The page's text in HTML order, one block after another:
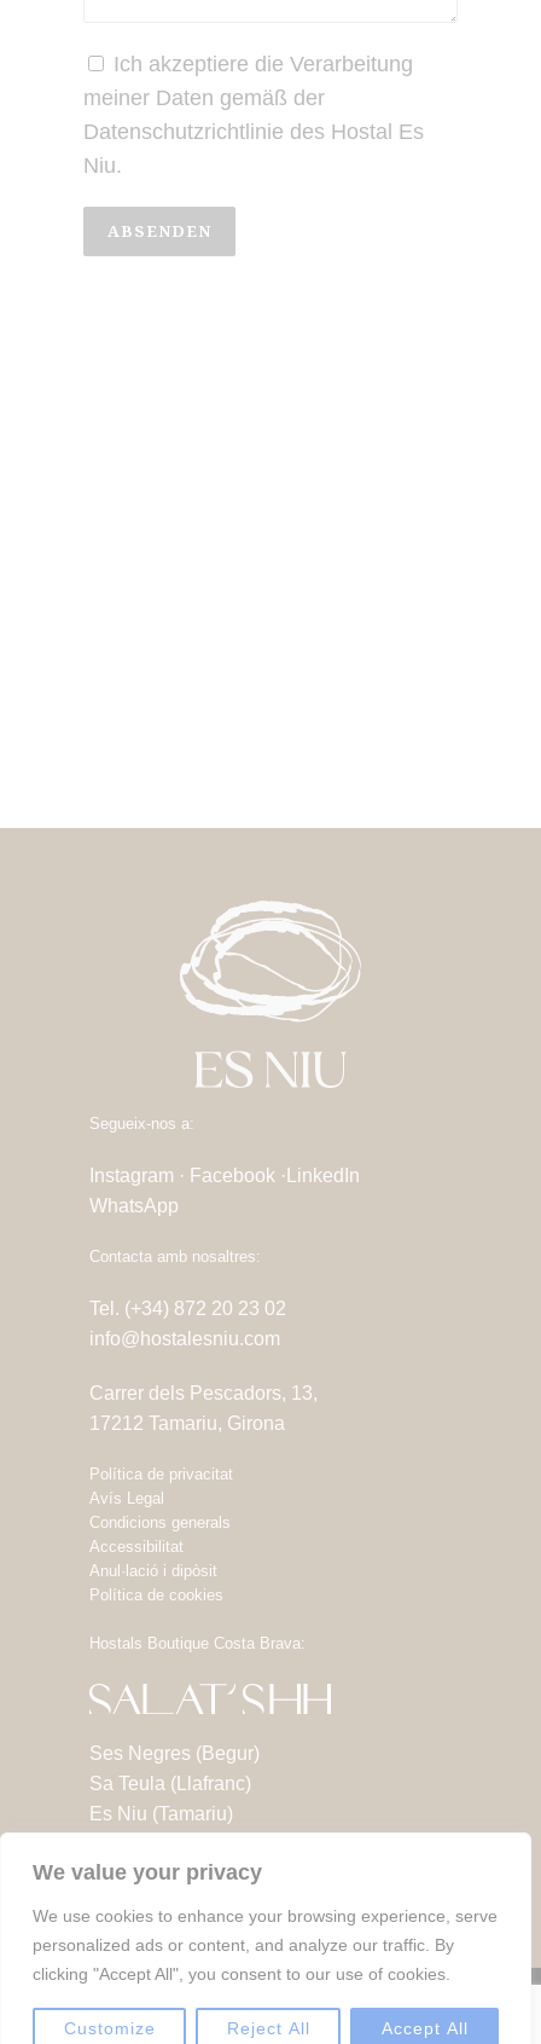
We value your privacy
We use cookies to enhance your browsing experience, serve
personalized ads or content, and analyze our traffic. By
clicking "Accept All", you consent to our use of cookies.
Customize Reject All Accept All
Ich akzeptiere die Verarbeitung
meiner Daten gemäß der
Datenschutzrichtlinie des Hostal Es
Niu.
Segueix-nos a:
Instagram · Facebook · LinkedIn
WhatsApp
Contacta amb nosaltres:
Tel. (+34) 872 20 23 02
info@hostalesniu.com
Carrer dels Pescadors, 13,
17212 Tamariu, Girona
Política de privacitat
Avís Legal
Condicions generals
Accessibilitat
Anul·lació i dipòsit
Política de cookies
Hostals Boutique Costa Brava:
Ses Negres (Begur)
Sa Teula (Llafranc)
Es Niu (Tamariu)
Sa Nansa (Tossa de Mar)
(Salat'SHH).